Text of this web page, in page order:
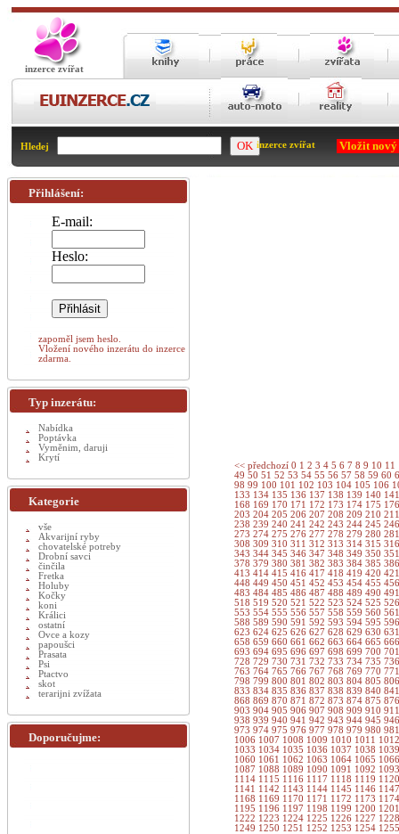
inzerce zvířat
Hledej inzerce zvířat Vložit
<< předchozí 0 1 2 3 4 5 6 7 8 9 10 11
49 50 51 52 53 54 55 56 57 58 59 60
98 99 100 101 102 103 104 105 106
133 134 135 136 137 138 139 140
168 169 170 171 172 173 174 175
203 204 205 206 207 208 209 210
238 239 240 241 242 243 244 245
273 274 275 276 277 278 279 280
308 309 310 311 312 313 314 315
343 344 345 346 347 348 349 350
378 379 380 381 382 383 384 385
413 414 415 416 417 418 419 420
448 449 450 451 452 453 454 455
483 484 485 486 487 488 489 490
518 519 520 521 522 523 524 525
553 554 555 556 557 558 559 560
588 589 590 591 592 593 594 595
623 624 625 626 627 628 629 630
658 659 660 661 662 663 664 665
693 694 695 696 697 698 699 700
728 729 730 731 732 733 734 735
763 764 765 766 767 768 769 770
798 799 800 801 802 803 804 805
833 834 835 836 837 838 839 840
868 869 870 871 872 873 874 875
903 904 905 906 907 908 909 910
938 939 940 941 942 943 944 945
973 974 975 976 977 978 979 980
1006 1007 1008 1009 1010 1011
1033 1034 1035 1036 1037 1038
1060 1061 1062 1063 1064 1065
1087 1088 1089 1090 1091 1092
1114 1115 1116 1117 1118 1119
1141 1142 1143 1144 1145 1146
1168 1169 1170 1171 1172 1173
1195 1196 1197 1198 1199 1200
1222 1223 1224 1225 1226 1227
1249 1250 1251 1252 1253 1254
Přihlášení:
E-mail:
Heslo:
zapoměl jsem heslo.
Vložení nového inzerátu do inzerce
zdarma.
Typ inzerátu:
Nabídka
Poptávka
Vyměnim, daruji
Krytí
Kategorie
vše
Akvarijní ryby
chovatelské potreby
Drobní savci
činčila
Fretka
Holuby
Kočky
koni
Králici
ostatní
Ovce a kozy
papoušci
Prasata
Psi
Ptactvo
skot
terarijni zvížata
Doporučujme: